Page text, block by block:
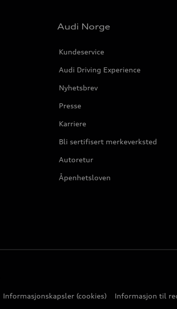
Audi Norge
Kundeservice
Audi Driving Experience
Nyhetsbrev
Presse
Karriere
Bli sertifisert merkeverksted
Autoretur
Åpenhetsloven
Informasjonskapsler (cookies) Informasjon til